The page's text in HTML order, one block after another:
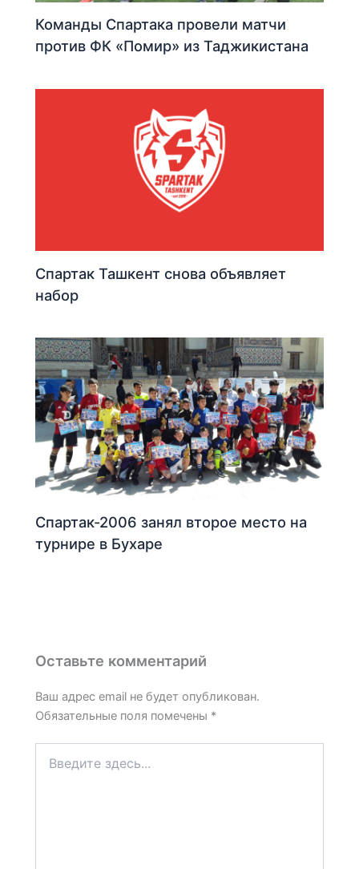
Команды Спартака провели матчи
против ФК «Помир» из Таджикистана
Спартак Ташкент снова объявляет
набор
Спартак-2006 занял второе место на
турнире в Бухаре
Оставьте комментарий
Ваш адрес email не будет опубликован.
Обязательные поля помечены *
здесь...